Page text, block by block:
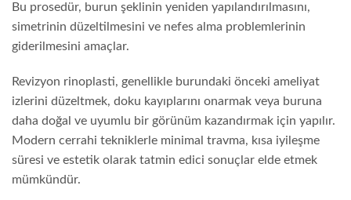
Bu prosedür, burun şeklinin yeniden yapılandırılmasını,
simetrinin düzeltilmesini ve nefes alma problemlerinin
giderilmesini amaçlar.
Revizyon rinoplasti, genellikle burundaki önceki ameliyat
izlerini düzeltmek, doku kayıplarını onarmak veya buruna
daha doğal ve uyumlu bir görünüm kazandırmak için yapılır.
Modern cerrahi tekniklerle minimal travma, kısa iyileşme
süresi ve estetik olarak tatmin edici sonuçlar elde etmek
mümkündür.